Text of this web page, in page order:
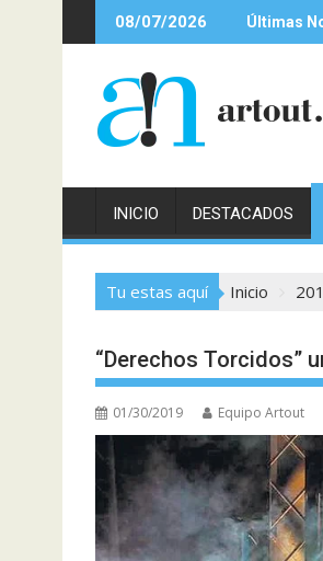
al
08/07/2026 Últimas
INICIO DESTACADOS
Tu estas aquí Inicio
“Derechos Torcidos”
01/30/2019 Equipo Artout